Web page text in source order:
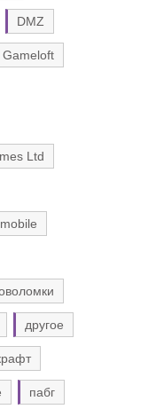
DMZ
Gameloft
Ltd
другое
пабг